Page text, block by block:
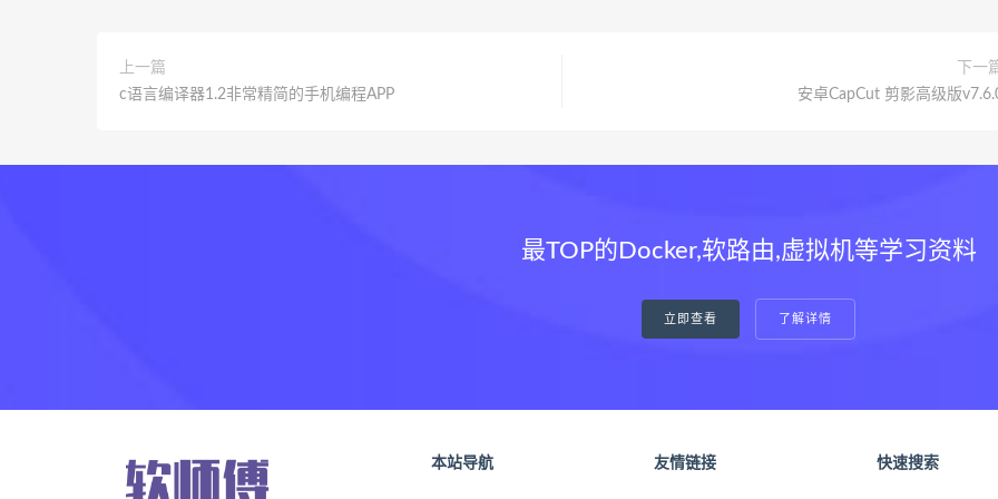
上一篇
c语言编译器1.2非常精简的手机编程APP
下一
安卓CapCut 剪影高级版
最TOP的Docker,软路由,虚拟机等学习资料
立即查看 了解详情
本站导航 友情链接 快速搜索